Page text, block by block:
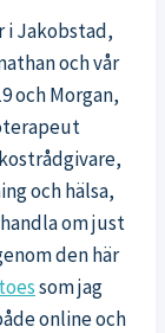
i Jakobstad,
och vår
och Morgan,
och hälsa,
om just
den här
som jag
online och